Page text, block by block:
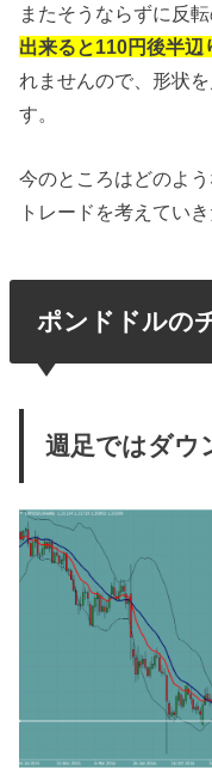
またそうならずに反
出来ると110円後半辺
れませんので、形状
す。
今のところはどのよ
トレードを考えていき
ポンドドルの
週足ではダウ